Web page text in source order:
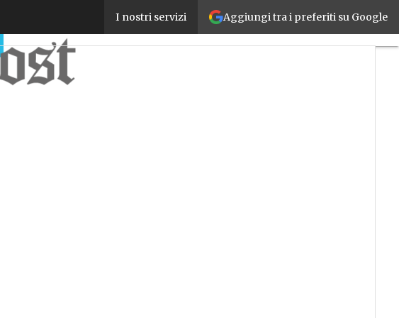
Aggiungi tra i preferiti su Google
I nostri servizi
Errori tecnici e di visione: ecco perché il nuovo